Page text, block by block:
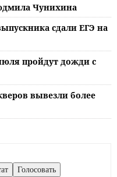
Чунихина
сдали ЕГЭ на
пройдут дожди с
вывезли более